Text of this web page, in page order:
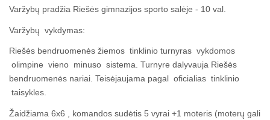
Varžybų pradžia Riešės gimnazijos sporto salėje - 10 val.
Varžybų vykdymas:
Riešės bendruomenės žiemos tinklinio turnyras vykdomos
olimpine vieno minuso sistema. Turnyre dalyvauja Riešės
bendruomenės nariai. Teisėjaujama pagal oficialias tinklinio
taisykles.
Žaidžiama 6x6 , komandos sudėtis 5 vyrai +1 moteris (moterų gali